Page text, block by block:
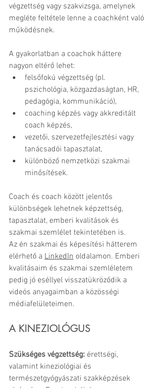
végzettség vagy szakvizsga, amelynek
megléte feltétele lenne a coachként való
működésnek.
A gyakorlatban a coachok háttere
nagyon eltérő lehet:
felsőfokú végzettség (pl.
pszichológia, közgazdaságtan, HR,
pedagógia, kommunikáció),
coaching képzés vagy akkreditált
coach képzés,
vezetői, szervezetfejlesztési vagy
tanácsadói tapasztalat,
különböző nemzetközi szakmai
minősítések.
Coach és coach között jelentős
különbségek lehetnek képzettség,
tapasztalat, emberi kvalitások és
szakmai szemlélet tekintetében is.
Az én szakmai és képesítési hátterem
elérhető a LinkedIn oldalamon. Emberi
kvalitásaim és szakmai szemléletem
pedig jó eséllyel visszatükröződik a
videós anyagaimban a közösségi
médiafelületeimen.
A KINEZIOLÓGUS
Szükséges végzettség: érettségi,
valamint kineziológiai és
természetgyógyászati szakképzések